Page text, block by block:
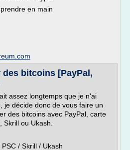
en main
des bitcoins [PayPal,
assez longtemps que je n'ai
je décide donc de vous faire un
des bitcoins avec PayPal, carte
Skrill ou Ukash.
/ Skrill / Ukash